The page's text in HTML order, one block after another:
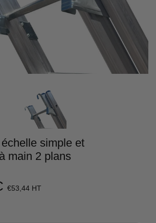
simple et
main 2 plans
€53,44 HT